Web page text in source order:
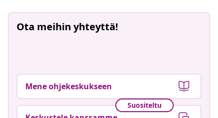
Ota meihin yhteyttä!
Mene ohjekeskukseen
Suositeltu